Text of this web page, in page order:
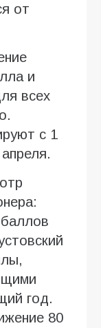
от
и
всех
с 1
год.
80